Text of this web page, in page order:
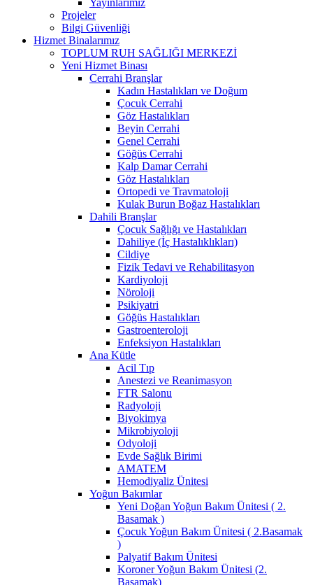
Projeler
Bilgi Güvenliği
Hizmet Binalarımız
TOPLUM RUH SAĞLIĞI MERKEZİ
Yeni Hizmet Binası
Cerrahi Branşlar
Kadın Hastalıkları ve Doğum
Çocuk Cerrahi
Göz Hastalıkları
Beyin Cerrahi
Genel Cerrahi
Göğüs Cerrahi
Kalp Damar Cerrahi
Göz Hastalıkları
Ortopedi ve Travmatoloji
Kulak Burun Boğaz Hastalıkları
Dahili Branşlar
Çocuk Sağlığı ve Hastalıkları
Dahiliye (İç Hastalıklıkları)
Cildiye
Fizik Tedavi ve Rehabilitasyon
Kardiyoloji
Nöroloji
Psikiyatri
Göğüs Hastalıkları
Gastroenteroloji
Enfeksiyon Hastalıkları
Ana Kütle
Acil Tıp
Anestezi ve Reanimasyon
FTR Salonu
Radyoloji
Biyokimya
Mikrobiyoloji
Odyoloji
Evde Sağlık Birimi
AMATEM
Hemodiyaliz Ünitesi
Yoğun Bakımlar
Yeni Doğan Yoğun Bakım Ünitesi ( 2.
Basamak )
Çocuk Yoğun Bakım Ünitesi ( 2.Basamak
)
Palyatif Bakım Ünitesi
Koroner Yoğun Bakım Ünitesi (2.
Basamak)